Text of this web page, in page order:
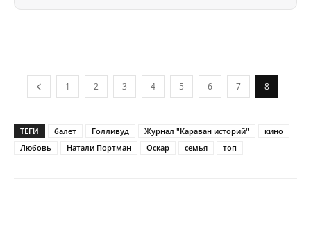
1 2 3 4 5 6 7 8
ТЕГИ балет Голливуд Журнал "Караван историй"
кино
Любовь
Натали Портман Оскар семья топ